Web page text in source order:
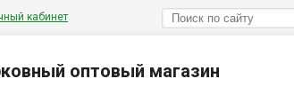
кабинет
оптовый магазин